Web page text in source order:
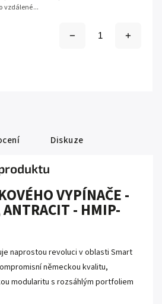
vzdálené...
Diskuze
VYPÍNAČE -
ANTRACIT - HMIP-
naprostou revoluci v oblasti Smart
německou kvalitu,
modularitu s rozsáhlým portfoliem